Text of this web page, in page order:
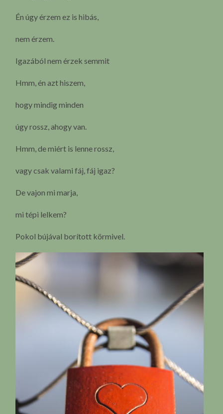
Én úgy érzem ez is hibás,
nem érzem.
Igazából nem érzek semmit
Hmm, én azt hiszem,
hogy mindig minden
úgy rossz, ahogy van.
Hmm, de miért is lenne rossz,
vagy csak valami fáj, fáj igaz?
De vajon mi marja,
mi tépi lelkem?
Pokol bújával borított körmivel.